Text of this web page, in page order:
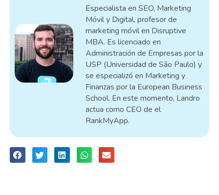
Especialista en SEO, Marketing
Móvil y Digital, profesor de
marketing móvil en Disruptive
MBA. Es licenciado en
Administración de Empresas por la
USP (Universidad de São Paulo) y
se especializó en Marketing y
Finanzas por la European Business
School. En este momento, Landro
actua como CEO de el
RankMyApp.